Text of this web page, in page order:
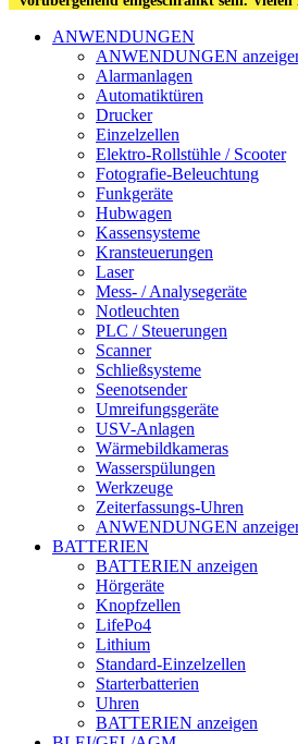
ANWENDUNGEN
ANWENDUNGEN
Alarmanlagen
Automatiktüren
Drucker
Einzelzellen
Elektro-Rollstühle / Scooter
Fotografie-Beleuchtung
Funkgeräte
Hubwagen
Kassensysteme
Kransteuerungen
Laser
Mess- / Analysegeräte
Notleuchten
PLC / Steuerungen
Scanner
Schließsysteme
Seenotsender
Umreifungsgeräte
USV-Anlagen
Wärmebildkameras
Wasserspülungen
Werkzeuge
Zeiterfassungs-Uhren
ANWENDUNGEN
BATTERIEN
BATTERIEN anzeigen
Hörgeräte
Knopfzellen
LifePo4
Lithium
Standard-Einzelzellen
Starterbatterien
Uhren
BATTERIEN anzeigen